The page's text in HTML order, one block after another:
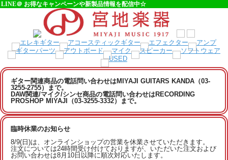
LINE＠ お得なキャンペーンや新製品情報を配信中☆
ギター関連商品の電話問い合わせはMIYAJI GUITARS KANDA（03-
3255-2755）まで。
DAW関連/マイク/シンセ商品の電話問い合わせはRECORDING
PROSHOP MIYAJI（03-3255-3332）まで。
臨時休業のお知らせ
8/9(日)は、オンラインショップの営業を休業させていただきます。
注文については24時間受け付けておりますが、いただいた注文および
お問い合わせは8月10日以降に順次対応いたします。